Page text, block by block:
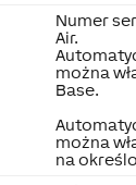
Numer
Air.
można
Base.
można
na